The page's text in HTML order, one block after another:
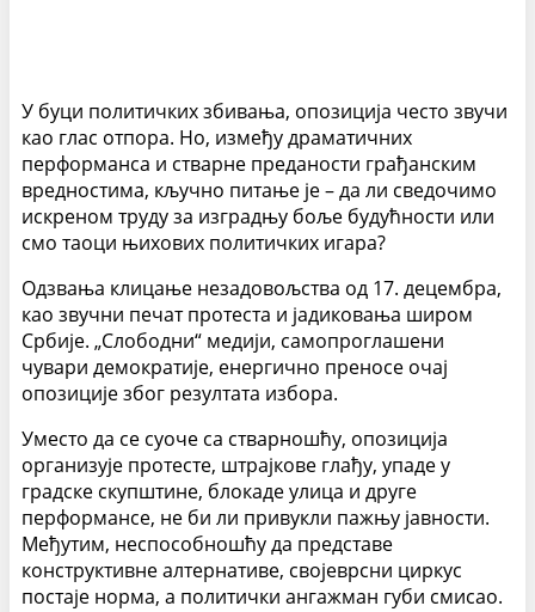
У буци политичких збивања, опозиција често звучи
као глас отпора. Но, између драматичних
перформанса и стварне преданости грађанским
вредностима, кључно питање је – да ли сведочимо
искреном труду за изградњу боље будућности или
смо таоци њихових политичких игара?
Одзвања клицање незадовољства од 17. децембра,
као звучни печат протеста и јадиковања широм
Србије. „Слободни“ медији, самопроглашени
чувари демократије, енергично преносе очај
опозиције због резултата избора.
Уместо да се суоче са стварношћу, опозиција
организује протесте, штрајкове глађу, упаде у
градске скупштине, блокаде улица и друге
перформансе, не би ли привукли пажњу јавности.
Међутим, неспособношћу да представе
конструктивне алтернативе, својеврсни циркус
постаје норма, а политички ангажман губи смисао.